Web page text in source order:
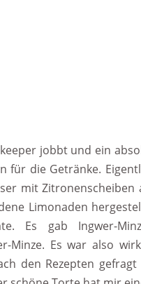
jobbt und ein
für die Getränke.
mit
Limonaden
Es gab Ingwer-
Minze. Es war also
den Rezepten